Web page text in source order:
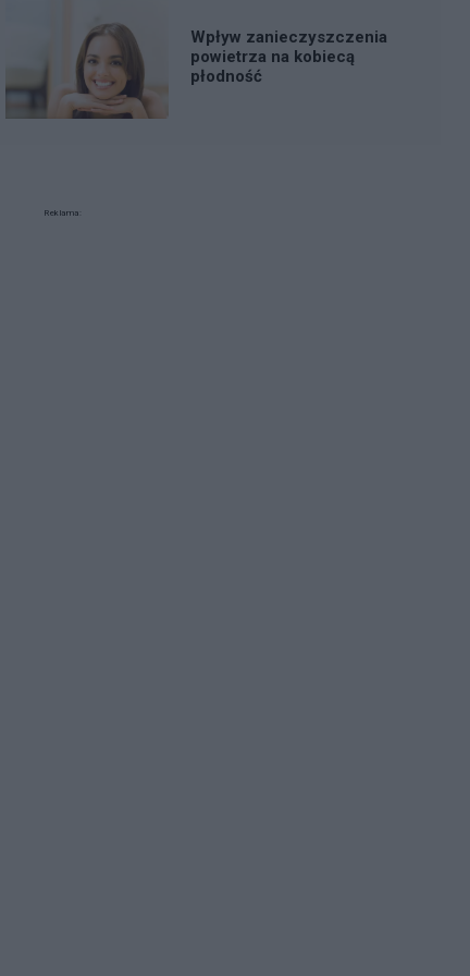
Wpływ zanieczyszczenia
powietrza na kobiecą
płodność
Reklama: